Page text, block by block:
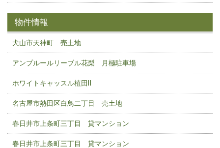
物件情報
犬山市天神町 売土地
アンプルールリーブル花梨 月極駐車場
ホワイトキャッスル植田Ⅱ
名古屋市熱田区白鳥二丁目 売土地
春日井市上条町三丁目 貸マンション
春日井市上条町三丁目 貸マンション